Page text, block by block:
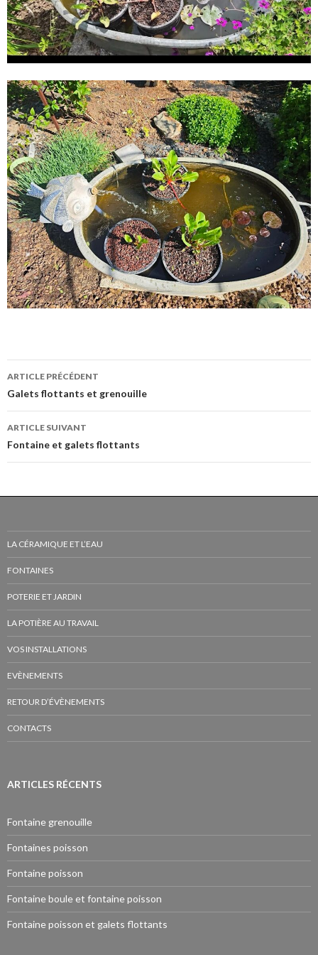
Navigation
des
articles
ARTICLE PRÉCÉDENT
Galets flottants et grenouille
ARTICLE SUIVANT
Fontaine et galets flottants
LA CÉRAMIQUE ET L’EAU
FONTAINES
POTERIE ET JARDIN
LA POTIÈRE AU TRAVAIL
VOS INSTALLATIONS
EVÈNEMENTS
RETOUR D’ÉVÈNEMENTS
CONTACTS
ARTICLES RÉCENTS
Fontaine grenouille
Fontaines poisson
Fontaine poisson
Fontaine boule et fontaine poisson
Fontaine poisson et galets flottants